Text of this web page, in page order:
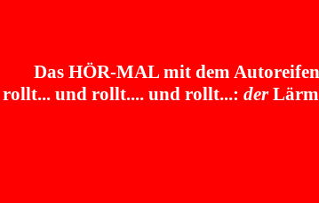
Das HÖR-MAL mit dem
rollt... und rollt.... und rollt...: derLärm